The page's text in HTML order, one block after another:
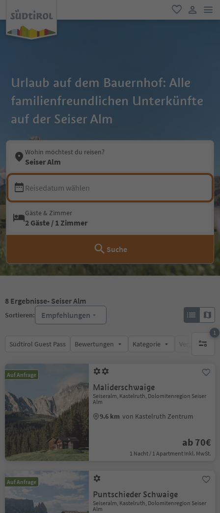
favorit
user link
Urlaub auf dem Bauernhof: Alle
familienfreundlichen Unterkünfte
auf der Seiser Alm
Wohin möchtest du reisen?
Seiser Alm
Reisedatum wählen
Gäste & Zimmer
2 Gäste / 1 Zimmer
Suche
8 Ergebnisse- Seiser Alm
Sortieren: Empfehlungen
Südtirol Guest Pass Bewertungen Kategorie
1
1
Auf Anfrage
Maliderschwaige
Seiseralm, Kastelruth, Dolomitenregion Seiser
Alm
9.6 km von Kastelruth Zentrum
ab 70€
1 Nacht / 1 Apartment Inkl. MwSt.
Auf Anfrage
Puntschieder Schwaige
Seiseralm, Kastelruth, Dolomitenregion Seiser
Alm